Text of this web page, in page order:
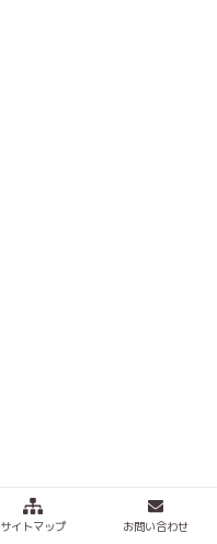
サイトマップ お問い合わせ